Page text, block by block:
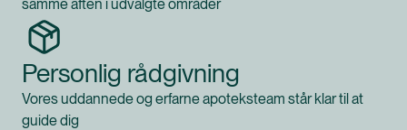
samme aften i udvalgte områder
Personlig rådgivning
Vores uddannede og erfarne apoteksteam står klar til at
guide dig